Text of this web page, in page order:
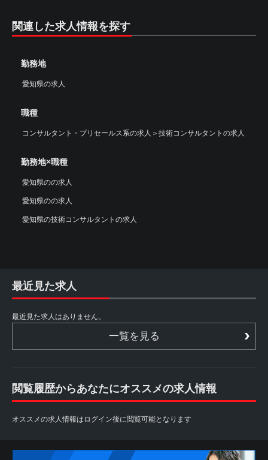
関連した求人情報を探す
勤務地
愛知県の求人
職種
コンサルタント・プリセールス系の求人 ＞ 技術コンサルタントの求人
勤務地×職種
愛知県のの求人
愛知県のの求人
愛知県の技術コンサルタントの求人
最近見た求人
最近見た求人はありません。
一覧を見る
閲覧履歴からあなたにオススメの求人情報
オススメの求人情報はログイン後に閲覧可能となります